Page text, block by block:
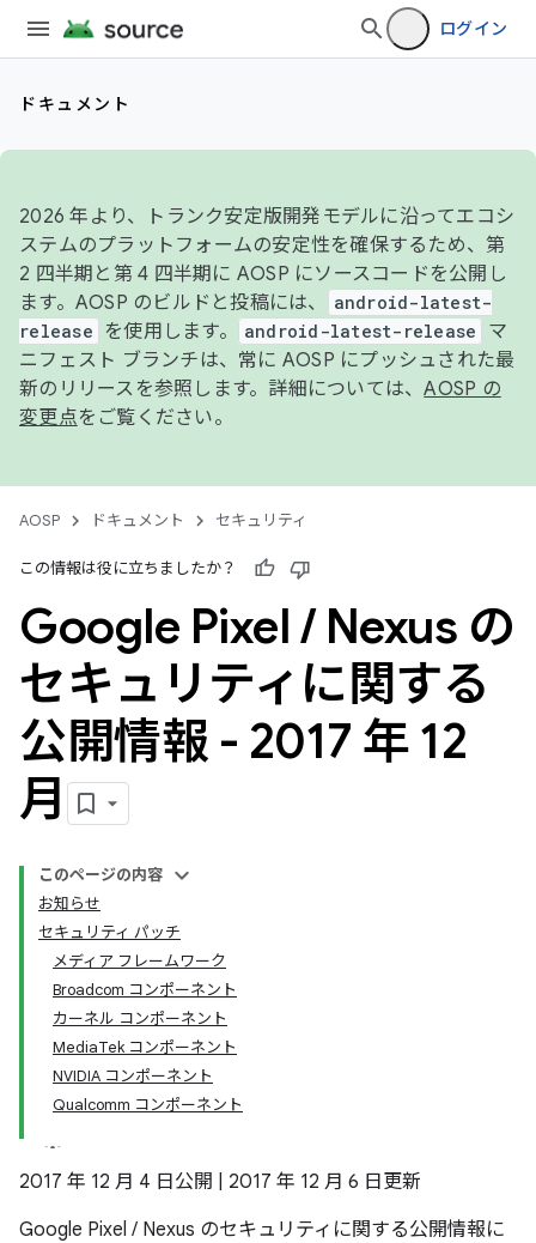
ログイン
ドキュメント
2026 年より、トランク安定版開発モデルに沿ってエコシ
ステムのプラットフォームの安定性を確保するため、第
2 四半期と第 4 四半期に AOSP にソースコードを公開し
ます。AOSP のビルドと投稿には、
android-latest-
release
を使用します。 android-latest-release
マ
ニフェスト ブランチは、常に AOSP にプッシュされた最
新のリリースを参照します。詳細については、AOSP の
変更点をご覧ください。
AOSP ドキュメント セキュリティ
この情報は役に立ちましたか？
Google Pixel /Nexus の
セキュリティに関する
公開情報 - 2017 年 12
月
このページの内容
お知らせ
セキュリティ パッチ
メディア フレームワーク
Broadcom コンポーネント
カーネル コンポーネント
MediaTek コンポーネント
NVIDIA コンポーネント
Qualcomm コンポーネント
2017 年 12 月 4 日公開 | 2017 年 12 月 6 日更新
Google Pixel / Nexus のセキュリティに関する公開情報に